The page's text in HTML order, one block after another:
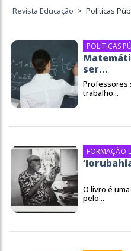
Revista Educação > Políticas
POLÍTICAS
ser...
Professores
trabalho...
FORMAÇÃO
O livro é
pelo...